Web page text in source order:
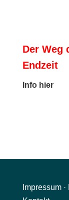
Der Weg
Endzeit
Info hier
Impressum·